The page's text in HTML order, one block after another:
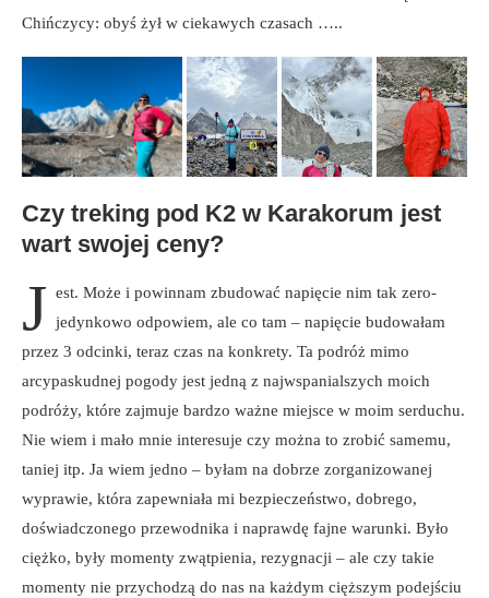
Chińczycy: obyś żył w ciekawych czasach …..
Czy treking pod K2 w Karakorum jest
wart swojej ceny?
J est. Może i powinnam zbudować napięcie nim tak zero-
jedynkowo odpowiem, ale co tam – napięcie budowałam
przez 3 odcinki, teraz czas na konkrety. Ta podróż mimo
arcypaskudnej pogody jest jedną z najwspanialszych moich
podróży, które zajmuje bardzo ważne miejsce w moim serduchu.
Nie wiem i mało mnie interesuje czy można to zrobić samemu,
taniej itp. Ja wiem jedno – byłam na dobrze zorganizowanej
wyprawie, która zapewniała mi bezpieczeństwo, dobrego,
doświadczonego przewodnika i naprawdę fajne warunki. Było
ciężko, były momenty zwątpienia, rezygnacji – ale czy takie
momenty nie przychodzą do nas na każdym cięższym podejściu